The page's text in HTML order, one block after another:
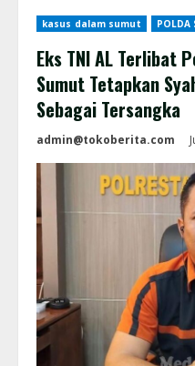
kasus dalam sumut POLDA
Eks TNI AL Terlibat
Sumut Tetapkan
Sebagai Tersangka
admin@tokoberita.com